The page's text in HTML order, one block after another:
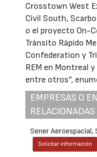
Crosstown West
Civil South,
o el proyecto On-
Tránsito Rápido
Confederation y
REM en Montreal
entre otros”,
EMPRESAS O
RELACIONADAS
Sener Aeroespacial,
Solicitar información